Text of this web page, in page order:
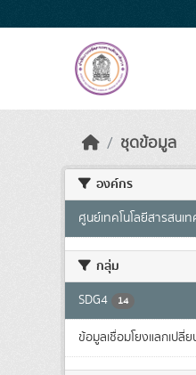
ชุดข้อมูล
องค์กร
ศูนย์เทคโนโลยีสารสนเ
กลุ่ม
SDG4 14
ข้อมูลเชื่อมโยงแลกเปลี่